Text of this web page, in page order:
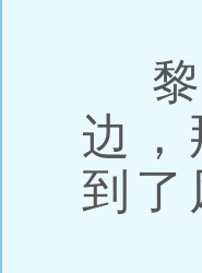
黎
边
到